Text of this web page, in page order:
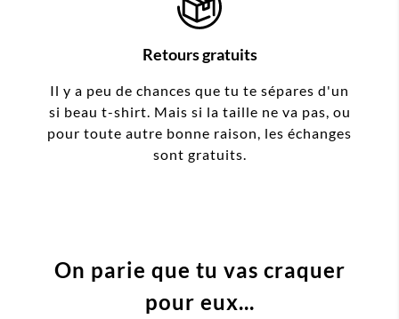
Retours gratuits
Il y a peu de chances que tu te sépares d'un
si beau t-shirt. Mais si la taille ne va pas, ou
pour toute autre bonne raison, les échanges
sont gratuits.
On parie que tu vas craquer
pour eux...